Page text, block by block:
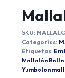
SKU:
Categorías:
Etiquetas:
Mallalón Rollo,
Yumbolon